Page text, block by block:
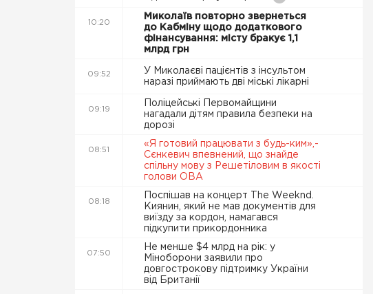
10:20
Миколаїв повторно звернеться
до Кабміну щодо додаткового
фінансування: місту бракує 1,1
млрд грн
09:52
У Миколаєві пацієнтів з інсультом
наразі приймають дві міські лікарні
09:19
Поліцейські Первомайщини
нагадали дітям правила безпеки на
дорозі
08:51
«Я готовий працювати з будь-ким»,-
Сєнкевич впевнений, що знайде
спільну мову з Решетіловим в якості
голови ОВА
08:18
Поспішав на концерт The Weeknd.
Киянин, який не мав документів для
виїзду за кордон, намагався
підкупити прикордонника
07:50
Не менше $4 млрд на рік: у
Міноборони заявили про
довгострокову підтримку України
від Британії